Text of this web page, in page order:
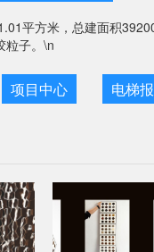
平方米，总建面积
粒子。\n
项目中心 电梯